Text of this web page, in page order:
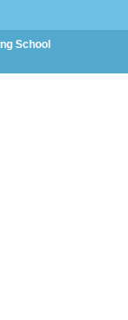
School